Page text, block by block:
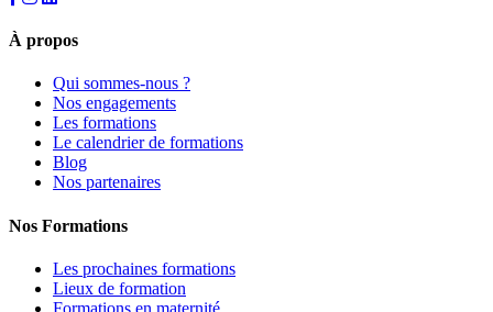
À propos
Qui sommes-nous ?
Nos engagements
Les formations
Le calendrier de formations
Blog
Nos partenaires
Nos Formations
Les prochaines formations
Lieux de formation
Formations en maternité